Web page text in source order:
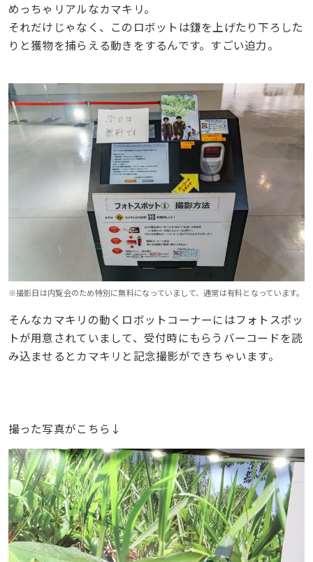
めっちゃリアルなカマキリ。
それだけじゃなく、このロボットは鎌を上げたり下ろした
りと獲物を捕らえる動きをするんです。すごい迫力。
※撮影日は内覧会のため特別に無料になっていまして、通常は有料となっています。
そんなカマキリの動くロボットコーナーにはフォトスポッ
トが用意されていまして、受付時にもらうバーコードを読
み込ませるとカマキリと記念撮影ができちゃいます。
撮った写真がこちら↓